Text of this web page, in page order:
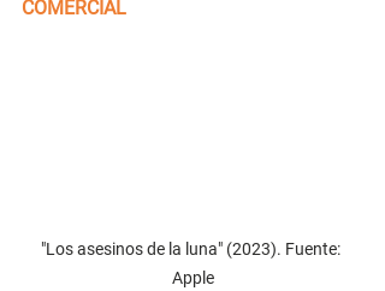
COMERCIAL
"Los asesinos de la luna" (2023). Fuente:
Apple